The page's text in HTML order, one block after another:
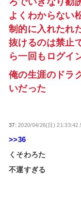
よくわからない
制的に入れたれ
抜けるのは禁止
ら一回もログイ
俺の生涯のドラ
いだった
37:2020/04/26(日)
>>36
くそわろた
不運すぎる